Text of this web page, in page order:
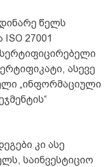
წელს
27001
ასევე
„ინფორმაციული
კი ასე
საინვესტიციო